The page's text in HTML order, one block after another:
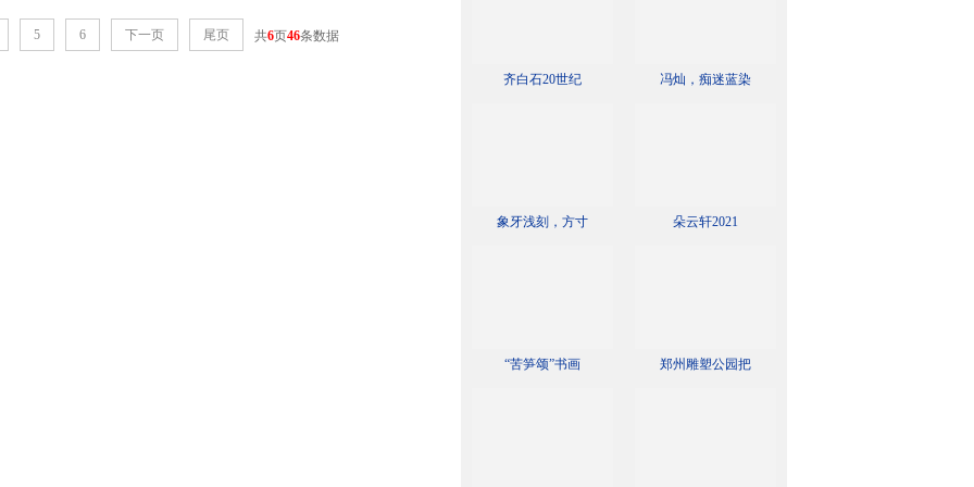
5 6 下一页 尾页 共6页46条数据
齐白石20世纪 冯灿，痴迷蓝染
象牙浅刻，方寸 朵云轩2021
“苦笋颂”书画 郑州雕塑公园把